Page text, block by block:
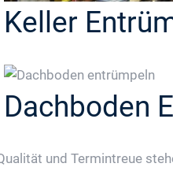
Keller
Dachboden
und Termintreue